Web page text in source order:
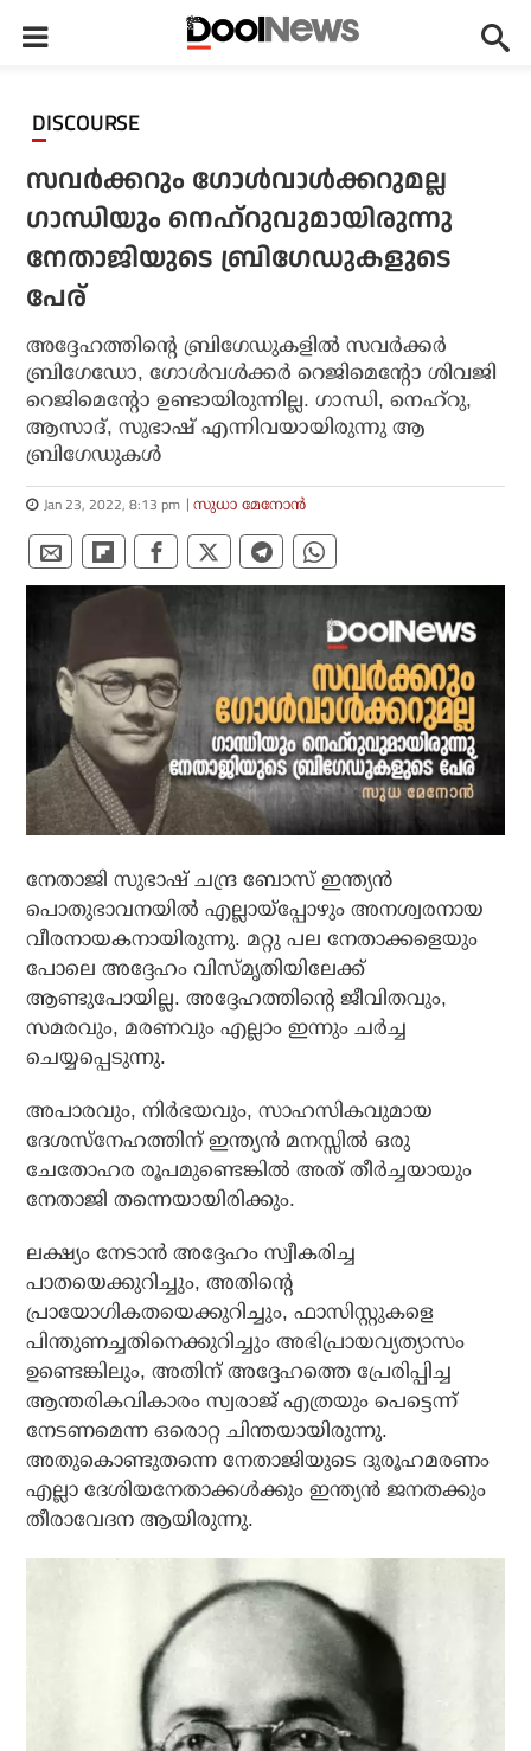
DISCOURSE
സവര്‍ക്കറും ഗോള്‍വാള്‍ക്കറുമല്ല
ഗാന്ധിയും നെഹ്റുവുമായിരുന്നു
നേതാജിയുടെ ബ്രിഗേഡുകളുടെ
പേര്
അദ്ദേഹത്തിന്റെ ബ്രിഗേഡുകളില്‍ സവര്‍ക്കര്‍
ബ്രിഗേഡോ, ഗോള്‍വള്‍ക്കര്‍ റെജിമെന്റോ ശിവജി
റെജിമെന്റോ ഉണ്ടായിരുന്നില്ല. ഗാന്ധി, നെഹ്റു,
ആസാദ്, സുഭാഷ് എന്നിവയായിരുന്നു ആ
ബ്രിഗേഡുകള്‍
Jan 23, 2022, 8:13 pm സുധാ മേനോൻ
നേതാജി സുഭാഷ് ചന്ദ്ര ബോസ് ഇന്ത്യന്‍
പൊതുഭാവനയില്‍ എല്ലായ്‌പ്പോഴും അനശ്വരനായ
വീരനായകനായിരുന്നു. മറ്റു പല നേതാക്കളെയും
പോലെ അദ്ദേഹം വിസ്മൃതിയിലേക്ക്
ആണ്ടുപോയില്ല. അദ്ദേഹത്തിന്റെ ജീവിതവും,
സമരവും, മരണവും എല്ലാം ഇന്നും ചര്‍ച്ച
ചെയ്യപ്പെടുന്നു.
അപാരവും, നിര്‍ഭയവും, സാഹസികവുമായ
ദേശസ്‌നേഹത്തിന് ഇന്ത്യന്‍ മനസ്സില്‍ ഒരു
ചേതോഹര രൂപമുണ്ടെങ്കില്‍ അത് തീര്‍ച്ചയായും
നേതാജി തന്നെയായിരിക്കും.
ലക്ഷ്യം നേടാന്‍ അദ്ദേഹം സ്വീകരിച്ച
പാതയെക്കുറിച്ചും, അതിന്റെ
പ്രായോഗികതയെക്കുറിച്ചും, ഫാസിസ്റ്റുകളെ
പിന്തുണച്ചതിനെക്കുറിച്ചും അഭിപ്രായവ്യത്യാസം
ഉണ്ടെങ്കിലും, അതിന് അദ്ദേഹത്തെ പ്രേരിപ്പിച്ച
ആന്തരികവികാരം സ്വരാജ് എത്രയും പെട്ടെന്ന്
നേടണമെന്ന ഒരൊറ്റ ചിന്തയായിരുന്നു.
അതുകൊണ്ടുതന്നെ നേതാജിയുടെ ദുരൂഹമരണം
എല്ലാ ദേശിയനേതാക്കള്‍ക്കും ഇന്ത്യന്‍ ജനതക്കും
തീരാവേദന ആയിരുന്നു.